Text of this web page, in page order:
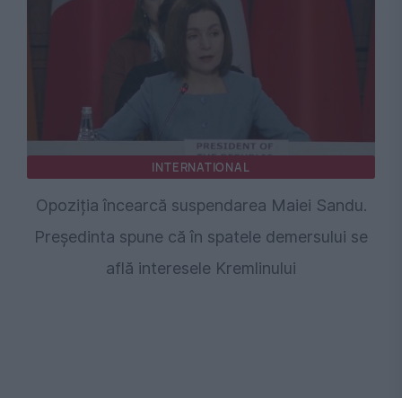
INTERNATIONAL
Opoziția încearcă suspendarea Maiei Sandu.
Președinta spune că în spatele demersului se
află interesele Kremlinului